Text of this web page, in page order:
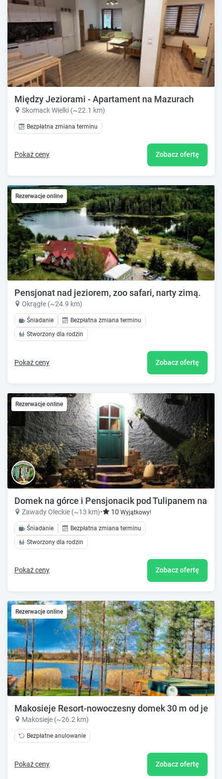
Między Jeziorami - Apartament na Mazurach
Skomack Wielki (~22.1 km)
Bezpłatna zmiana terminu
Pokaż ceny Zobacz ofertę
Rezerwacje online
Pensjonat nad jeziorem, zoo safari, narty zimą.
Okrągłe (~24.9 km)
Śniadanie
Bezpłatna zmiana terminu
Stworzony dla rodzin
Pokaż ceny Zobacz ofertę
Rezerwacje online
Domek na górce i Pensjonacik pod Tulipanem nad
Zawady Oleckie (~13 km)• 10 Wyjątkowy!
Śniadanie
Bezpłatna zmiana terminu
Stworzony dla rodzin
Pokaż ceny Zobacz ofertę
Rezerwacje online
Makosieje Resort-nowoczesny domek 30 m od
Makosieje (~26.2 km)
Bezpłatne anulowanie
Pokaż ceny Zobacz ofertę